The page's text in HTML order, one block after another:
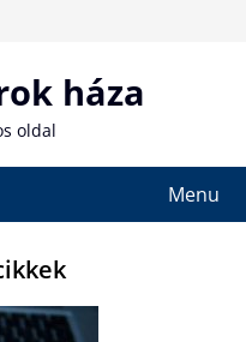
háza
oldal
Menu